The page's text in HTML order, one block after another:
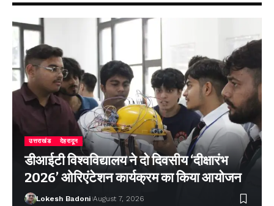
उत्तराखंड देहरादून
डीआईटी विश्वविद्यालय ने दो दिवसीय ‘दीक्षारंभ
2026’ ओरिएंटेशन कार्यक्रम का किया आयोजन
Lokesh Badoni August 7, 2026